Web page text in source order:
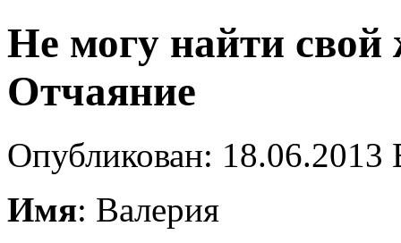
Не могу найти
Отчаяние
Опубликован:
Имя: Валерия